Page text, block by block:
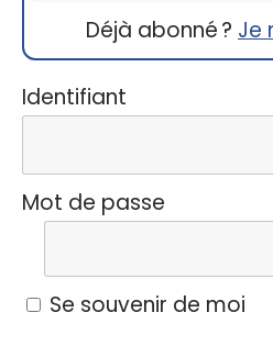
Déjà abonné ? Je
Identifiant
Mot de passe
Se souvenir de moi